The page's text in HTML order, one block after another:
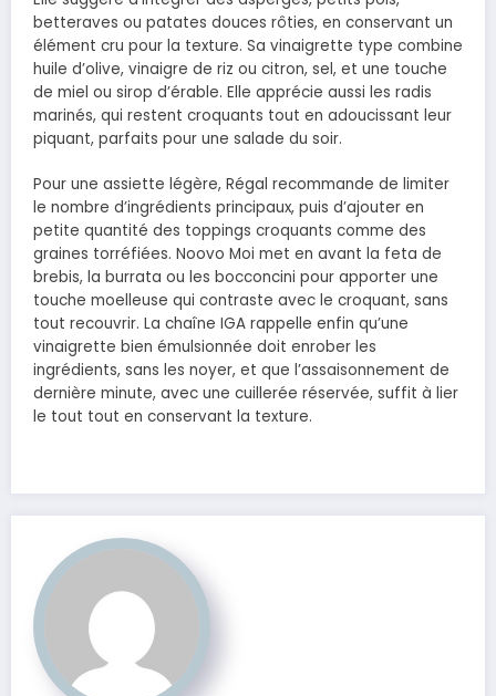
betteraves ou patates douces rôties, en conservant un
élément cru pour la texture. Sa vinaigrette type combine
huile d’olive, vinaigre de riz ou citron, sel, et une touche
de miel ou sirop d’érable. Elle apprécie aussi les radis
marinés, qui restent croquants tout en adoucissant leur
piquant, parfaits pour une salade du soir.
Pour une assiette légère, Régal recommande de limiter
le nombre d’ingrédients principaux, puis d’ajouter en
petite quantité des toppings croquants comme des
graines torréfiées. Noovo Moi met en avant la feta de
brebis, la burrata ou les bocconcini pour apporter une
touche moelleuse qui contraste avec le croquant, sans
tout recouvrir. La chaîne IGA rappelle enfin qu’une
vinaigrette bien émulsionnée doit enrober les
ingrédients, sans les noyer, et que l’assaisonnement de
dernière minute, avec une cuillerée réservée, suffit à lier
le tout tout en conservant la texture.